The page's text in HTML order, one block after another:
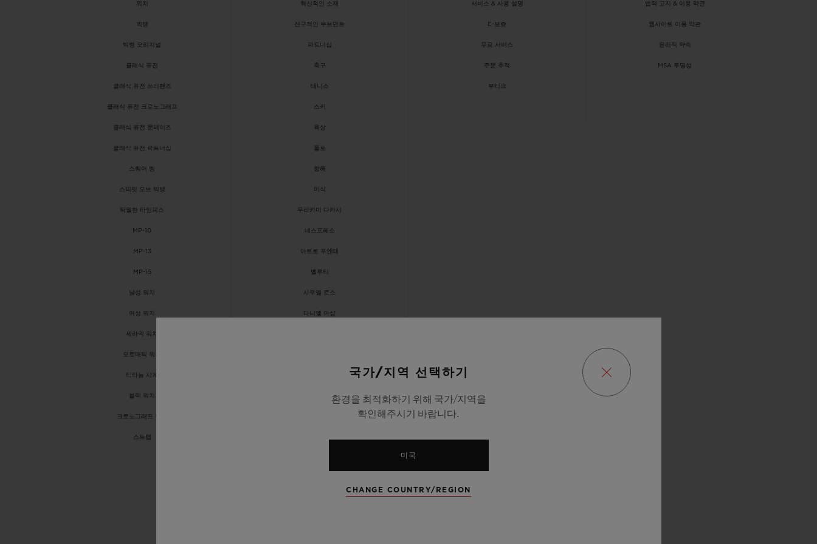
워치
빅뱅
빅뱅 오리지널
클래식 퓨전
클래식 퓨전 쓰리핸즈
클래식 퓨전 크로노그래프
클래식 퓨전 문페이즈
클래식 퓨전 파트너십
스퀘어 뱅
스피릿 오브 빅뱅
탁월한 타임피스
MP-10
MP-13
MP-15
남성 워치
여성 워치
세라믹 워치
오토매틱 워치
티타늄 시계
블랙 워치
크로노그래프 워치
스트랩
혁신적인 소재
선구적인 무브먼트
파트너십
축구
테니스
스키
육상
폴로
항해
미식
무라카미 다카시
네스프레소
아트로 푸엔테
벨루티
사무엘 로스
다니엘 아샴
서비스 & 사용 설명
E-보증
무료 서비스
주문 추적
부티크
법적 고지 & 이용 약관
웹사이트 이용 약관
윤리적 약속
MSA 투명성
국가/지역 선택하기
환경을 최적화하기 위해 국가/지역을
확인해주시기 바랍니다.
미국
CHANGE COUNTRY/REGION
빅뱅
5+5 워런티 예상 배송일